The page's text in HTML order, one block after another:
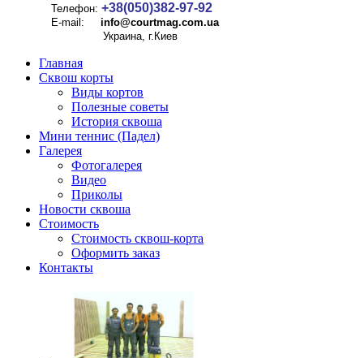
Телефон: +38(050)382-97-92
E-mail: info@courtmag.com.ua
Украина, г.Киев
Главная
Сквош корты
Виды кортов
Полезные советы
История сквоша
Мини теннис (Падел)
Галерея
Фотогалерея
Видео
Приколы
Новости сквоша
Стоимость
Стоимость сквош-корта
Оформить заказ
Контакты